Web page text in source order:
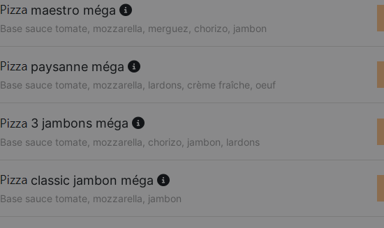
maestro méga
Base sauce tomate, mozzarella, merguez, chorizo, jambon
paysanne méga
Base sauce tomate, mozzarella, lardons, crème fraîche, oeuf
3 jambons méga
Base sauce tomate, mozzarella, chorizo, jambon, lardons
classic jambon méga
Base sauce tomate, mozzarella, jambon